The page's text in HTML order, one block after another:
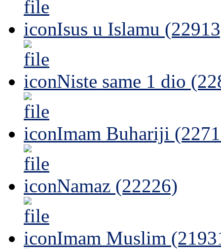
Isus u Islamu
Niste same 1 dio
Imam Buhariji
Namaz (22226)
Imam Muslim